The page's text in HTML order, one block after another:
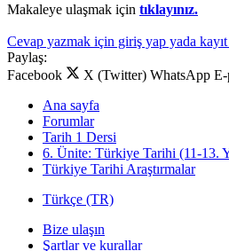
Makaleye ulaşmak için tıklayınız.
Cevap yazmak için giriş yap yada
Paylaş:
Facebook
X (Twitter) WhatsApp E-
Ana sayfa
Forumlar
Tarih 1 Dersi
6. Ünite: Türkiye Tarihi (11-13.
Türkiye Tarihi Araştırmalar
Türkçe (TR)
Bize ulaşın
Şartlar ve kurallar